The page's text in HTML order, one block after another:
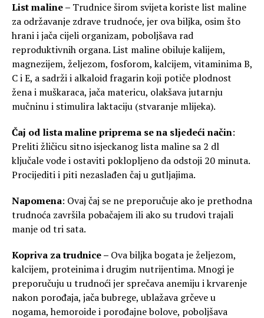
List maline – Trudnice širom svijeta koriste list maline
za održavanje zdrave trudnoće, jer ova biljka, osim što
hrani i jača cijeli organizam, poboljšava rad
reproduktivnih organa. List maline obiluje kalijem,
magnezijem, željezom, fosforom, kalcijem, vitaminima B,
C i E, a sadrži i alkaloid fragarin koji potiče plodnost
žena i muškaraca, jača matericu, olakšava jutarnju
mučninu i stimulira laktaciju (stvaranje mlijeka).
Čaj od lista maline priprema se na sljedeći način:
Preliti žličicu sitno isjeckanog lista maline sa 2 dl
ključale vode i ostaviti poklopljeno da odstoji 20 minuta.
Procijediti i piti nezaslađen čaj u gutljajima.
Napomena: Ovaj čaj se ne preporučuje ako je prethodna
trudnoća završila pobačajem ili ako su trudovi trajali
manje od tri sata.
Kopriva za trudnice – Ova biljka bogata je željezom,
kalcijem, proteinima i drugim nutrijentima. Mnogi je
preporučuju u trudnoći jer sprečava anemiju i krvarenje
nakon porođaja, jača bubrege, ublažava grčeve u
nogama, hemoroide i porođajne bolove, poboljšava